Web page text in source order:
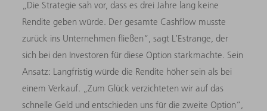
„Die Strategie sah vor, dass es drei Jahre lang keine
Rendite geben würde. Der gesamte Cashflow musste
zurück ins Unternehmen fließen“, sagt L’Estrange, der
sich bei den Investoren für diese Option starkmachte. Sein
Ansatz: Langfristig würde die Rendite höher sein als bei
einem Verkauf. „Zum Glück verzichteten wir auf das
schnelle Geld und entschieden uns für die zweite Option“,